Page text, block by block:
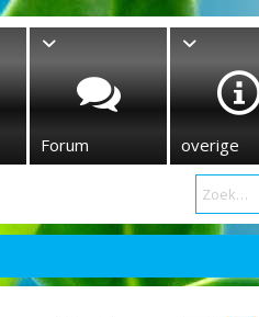
Forum overige